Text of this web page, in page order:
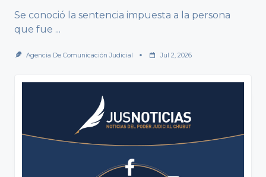
Se conoció la sentencia impuesta a la persona
que fue ...
Agencia De Comunicación Judicial Jul 2, 2026